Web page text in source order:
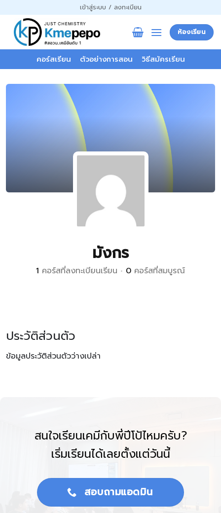
ไป
เนื้อหา
เข้าสู่ระบบ / ลงทะเบียน
ห้องเรียน
คอร์สเรียน ตัวอย่างการสอน วิธีสมัครเรียน
มังกร
1 คอร์สที่ลงทะเบียนเรียน • 0 คอร์สที่สมบูรณ์
ประวัติส่วนตัว
ข้อมูลประวัติส่วนตัวว่างเปล่า
สนใจเรียนเคมีกับพี่ปีโป้ไหมครับ?
เริ่มเรียนได้เลยตั้งแต่วันนี้
สอบถามแอดมิน